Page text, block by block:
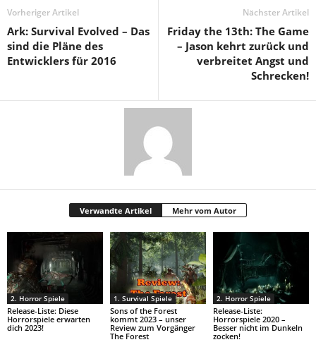
Vorheriger Artikel
Ark: Survival Evolved – Das
sind die Pläne des
Entwicklers für 2016
Nächster Artikel
Friday the 13th: The Game
– Jason kehrt zurück und
verbreitet Angst und
Schrecken!
Verwandte Artikel Mehr vom Autor
2. Horror Spiele
Release-Liste: Diese
Horrorspiele erwarten
dich 2023!
1. Survival Spiele
Sons of the Forest
kommt 2023 – unser
Review zum Vorgänger
The Forest
2. Horror Spiele
Release-Liste:
Horrorspiele 2020 –
Besser nicht im Dunkeln
zocken!